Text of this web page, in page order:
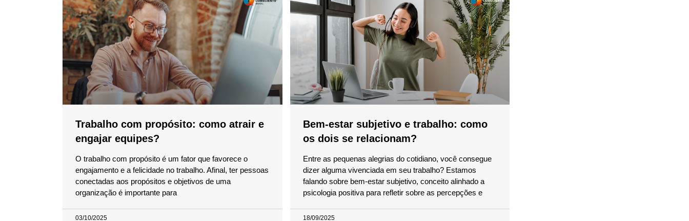
Trabalho com propósito: como atrair e
engajar equipes?
O trabalho com propósito é um fator que favorece o
engajamento e a felicidade no trabalho. Afinal, ter pessoas
conectadas aos propósitos e objetivos de uma
organização é importante para
03/10/2025
Bem-estar subjetivo e trabalho: como
os dois se relacionam?
Entre as pequenas alegrias do cotidiano, você consegue
dizer alguma vivenciada em seu trabalho? Estamos
falando sobre bem-estar subjetivo, conceito alinhado a
psicologia positiva para refletir sobre as percepções e
18/09/2025